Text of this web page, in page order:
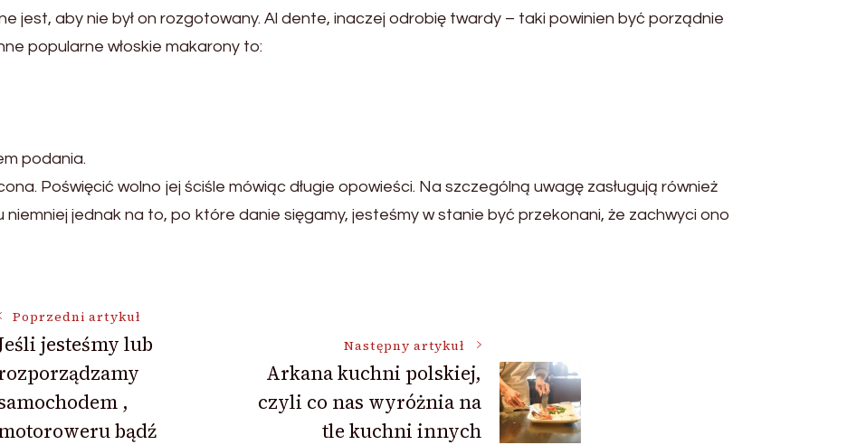
jest, aby nie był on rozgotowany. Al dente, inaczej odrobię twardy – taki powinien być porządnie
popularne włoskie makarony to:
podania.
Poświęcić wolno jej ściśle mówiąc długie opowieści. Na szczególną uwagę zasługują również
niemniej jednak na to, po które danie sięgamy, jesteśmy w stanie być przekonani, że zachwyci ono
Poprzedni artykuł
jesteśmy lub
,
bądź
Następny artykuł
Arkana kuchni polskiej,
czyli co nas wyróżnia na
tle kuchni innych